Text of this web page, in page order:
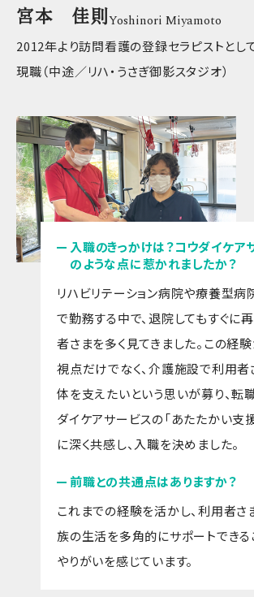
宮本 佳則Yoshinori Miyamoto
2012年より訪問看護の登録セラピストとし
現職（中途／リハ・うさぎ御影スタジオ）
入職のきっかけは？コウダイケア
のような点に惹かれましたか？
リハビリテーション病院や療養型病
で勤務する中で、退院してもすぐに
者さまを多く見てきました。この経
視点だけでなく、介護施設で利用
体を支えたいという思いが募り、転
ダイケアサービスの「あたたかい支
に深く共感し、入職を決めました。
前職との共通点はありますか？
これまでの経験を活かし、利用者さ
族の生活を多角的にサポートできる
やりがいを感じています。